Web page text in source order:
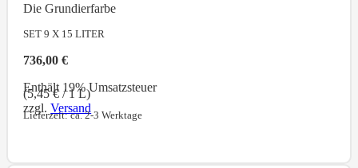
Die Grundierfarbe
SET 9 X 15 LITER
736,00€
Enthält 19% Umsatzsteuer
(5,45€/ 1 L)
zzgl.Versand
Lieferzeit: ca. 2-3 Werktage